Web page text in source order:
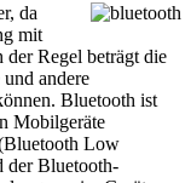
da
mit
der Regel beträgt die
andere
Bluetooth ist
Mobilgeräte
Low
der Bluetooth-